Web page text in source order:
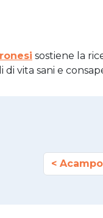
sostiene la
di vita sani e